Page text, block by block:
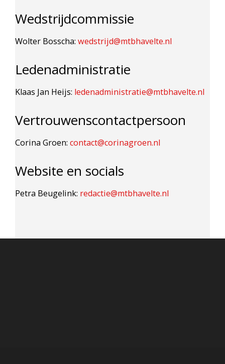
Wedstrijdcommissie
Wolter Bosscha: wedstrijd@mtbhavelte.nl
Ledenadministratie
Klaas Jan Heijs: ledenadministratie@mtbhavelte.nl
Vertrouwenscontactpersoon
Corina Groen: contact@corinagroen.nl
Website en socials
Petra Beugelink: redactie@mtbhavelte.nl